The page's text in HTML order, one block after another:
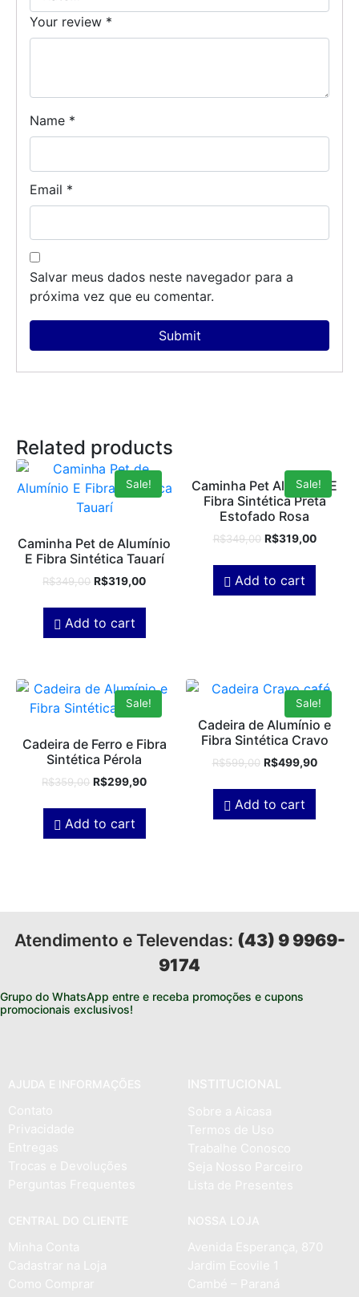
Your review *
Name *
Email *
Salvar meus dados neste navegador para a
próxima vez que eu comentar.
Related products
Sale!
Caminha Pet de Alumínio
E Fibra Sintética Tauarí
R$349,00 R$319,00
Add to cart
Sale!
Caminha Pet Alumínio E
Fibra Sintética Preta
Estofado Rosa
R$349,00 R$319,00
Add to cart
Sale!
Cadeira de Ferro e Fibra
Sintética Pérola
R$359,00 R$299,90
Add to cart
Sale!
Cadeira de Alumínio e
Fibra Sintética Cravo
R$599,00 R$499,90
Add to cart
Atendimento e Televendas: (43) 9 9969-
9174
Grupo do WhatsApp entre e receba promoções e cupons
promocionais exclusivos!